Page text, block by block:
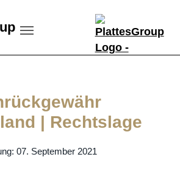
| Rechtslage
07. September 2021